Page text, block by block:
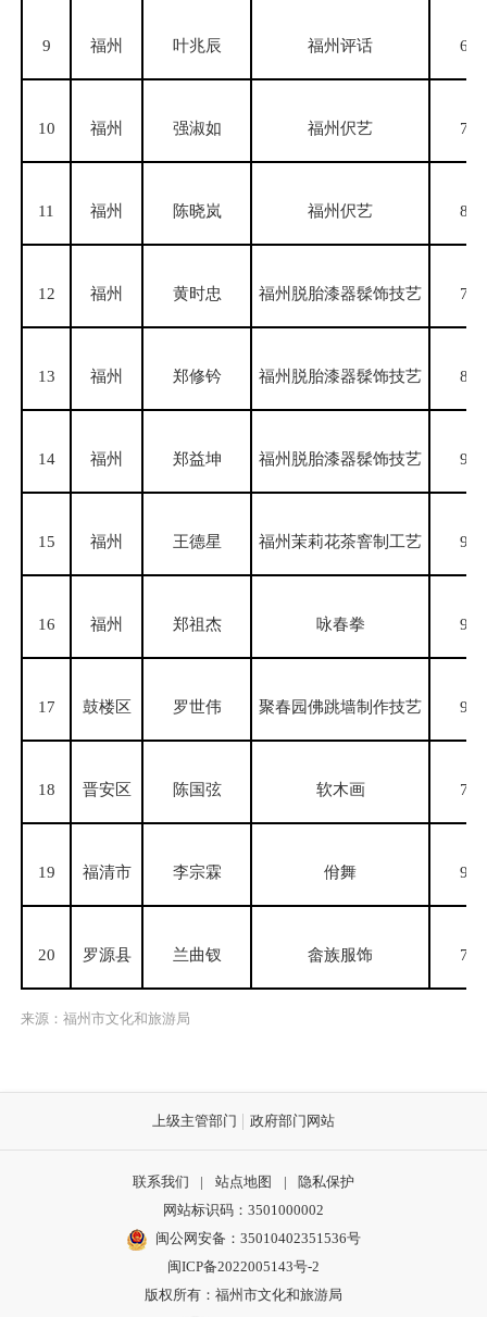
9 福州 叶兆辰 福州评话 66
10 福州 强淑如 福州伬艺 71
11 福州 陈晓岚 福州伬艺 80
12 福州 黄时忠 福州脱胎漆器髹饰技艺 70
13 福州 郑修钤 福州脱胎漆器髹饰技艺 85
14 福州 郑益坤 福州脱胎漆器髹饰技艺 90
15 福州 王德星 福州茉莉花茶窨制工艺 95
16 福州 郑祖杰 咏春拳 93
17 鼓楼区 罗世伟 聚春园佛跳墙制作技艺 90
18 晋安区 陈国弦 软木画 72
19 福清市 李宗霖 佾舞 93
20 罗源县 兰曲钗 畲族服饰 76
来源：福州市文化和旅游局
上级主管部门 政府部门网站
联系我们 | 站点地图 |
隐私保护
网站标识码：3501000002
闽公网安备：35010402351536号
闽ICP备2022005143号-2
版权所有：福州市文化和旅游局